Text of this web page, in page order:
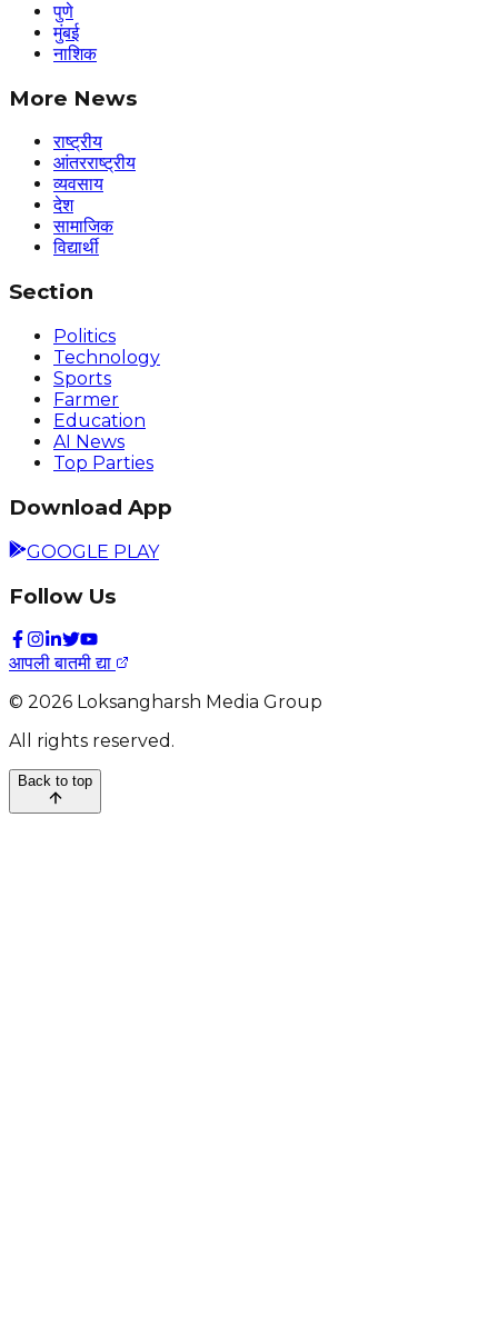
पुणे
मुंबई
नाशिक
More News
राष्ट्रीय
आंतरराष्ट्रीय
व्यवसाय
देश
सामाजिक
विद्यार्थी
Section
Politics
Technology
Sports
Farmer
Education
AI News
Top Parties
Download App
GOOGLE PLAY
Follow Us
आपली बातमी द्या
© 2026 Loksangharsh Media Group
All rights reserved.
Back to top